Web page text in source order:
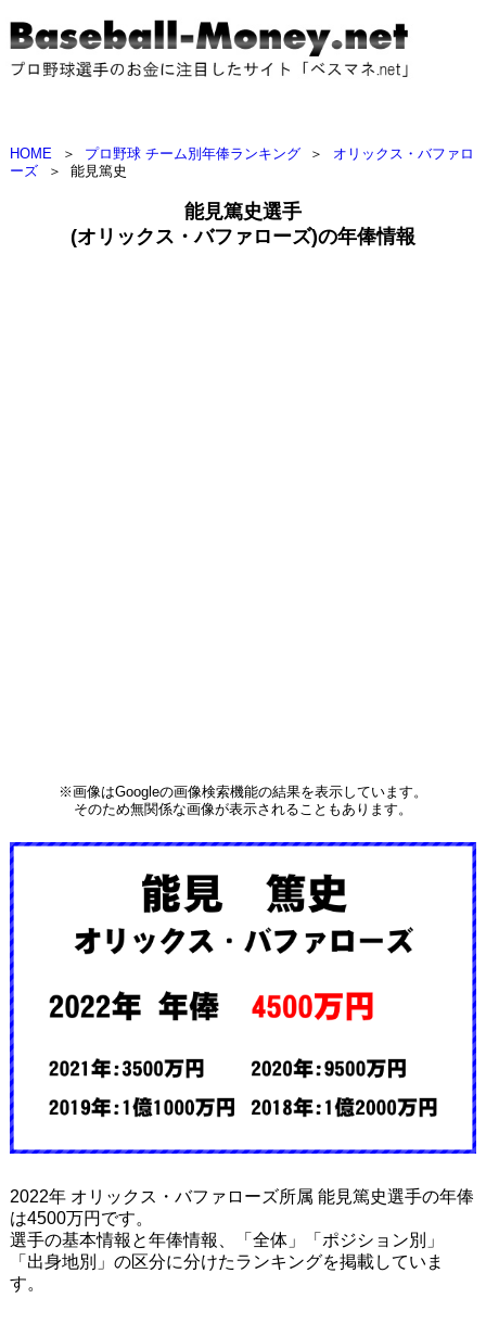
HOME ＞ プロ野球 チーム別年俸ランキング ＞
オリックス・バファロ
ーズ
＞ 能見篤史
能見篤史選手
(オリックス・バファローズ)の年俸情報
※画像はGoogleの画像検索機能の結果を表示しています。
そのため無関係な画像が表示されることもあります。
2022年 オリックス・バファローズ所属 能見篤史選手の年俸
は4500万円です。
選手の基本情報と年俸情報、「全体」「ポジション別」
「出身地別」の区分に分けたランキングを掲載していま
す。